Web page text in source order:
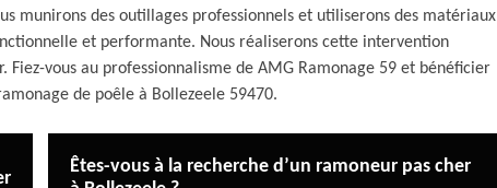
munirons des outillages professionnels et utiliserons des matériaux
et performante. Nous réaliserons cette intervention
vous au professionnalisme de AMG Ramonage 59 et bénéficier
de poêle à Bollezeele 59470.
Êtes-vous à la recherche d’un ramoneur pas cher